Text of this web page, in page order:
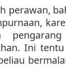
perawan,
Ini